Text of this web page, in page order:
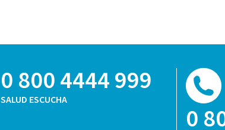
0 800 4444 999
SALUD ESCUCHA
0